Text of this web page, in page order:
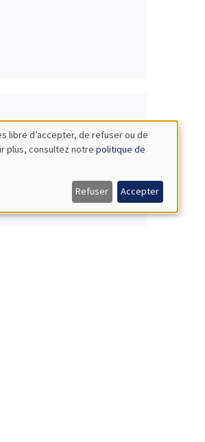
libre d’accepter, de refuser ou de
plus, consultez notre politique de
Refuser Accepter